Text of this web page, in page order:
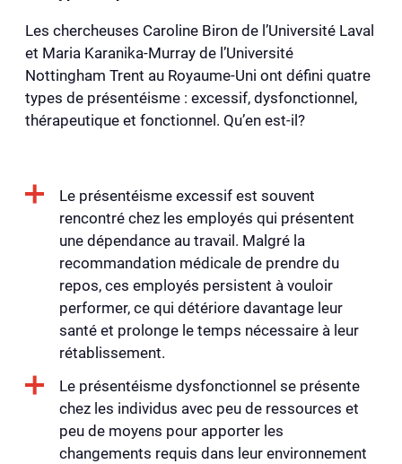
Les chercheuses Caroline Biron de l’Université Laval
et Maria Karanika-Murray de l’Université
Nottingham Trent au Royaume-Uni ont défini quatre
types de présentéisme : excessif, dysfonctionnel,
thérapeutique et fonctionnel. Qu’en est-il?
Le présentéisme excessif est souvent
rencontré chez les employés qui présentent
une dépendance au travail. Malgré la
recommandation médicale de prendre du
repos, ces employés persistent à vouloir
performer, ce qui détériore davantage leur
santé et prolonge le temps nécessaire à leur
rétablissement.
Le présentéisme dysfonctionnel se présente
chez les individus avec peu de ressources et
peu de moyens pour apporter les
changements requis dans leur environnement